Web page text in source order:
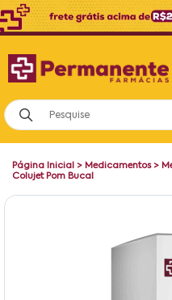
Página Inicial > Medicamentos>
Colujet Pom Bucal